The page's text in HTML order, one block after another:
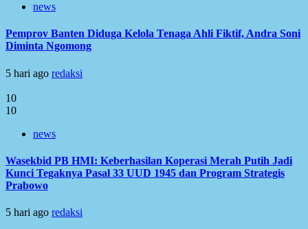
news
Pemprov Banten Diduga Kelola Tenaga Ahli Fiktif, Andra Soni
Diminta Ngomong
5 hari ago redaksi
10
10
news
Wasekbid PB HMI: Keberhasilan Koperasi Merah Putih Jadi
Kunci Tegaknya Pasal 33 UUD 1945 dan Program Strategis
Prabowo
5 hari ago redaksi